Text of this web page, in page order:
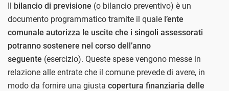
Il bilancio di previsione (o bilancio preventivo) è un
documento programmatico tramite il quale l’ente
comunale autorizza le uscite che i singoli assessorati
potranno sostenere nel corso dell’anno
seguente (esercizio). Queste spese vengono messe in
relazione alle entrate che il comune prevede di avere, in
modo da fornire una giusta copertura finanziaria delle